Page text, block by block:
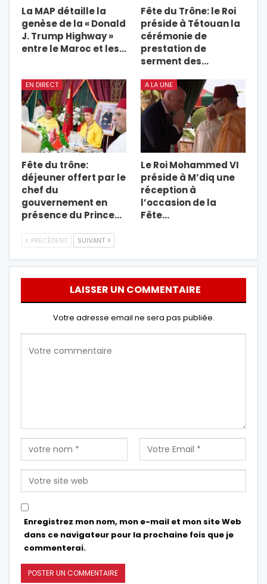
La MAP détaille la
genèse de la « Donald
J. Trump Highway »
entre le Maroc et les…
Fête du Trône: le Roi
préside à Tétouan la
cérémonie de
prestation de
serment des…
EN DIRECT
Fête du trône:
déjeuner offert par le
chef du
gouvernement en
présence du Prince…
A LA UNE
Le Roi Mohammed VI
préside à M’diq une
réception à
l’occasion de la
Fête…
PRÉCÉDENT SUIVANT
LAISSER UN COMMENTAIRE
Votre adresse email ne sera pas publiée.
Enregistrez mon nom, mon e-mail et mon site Web
dans ce navigateur pour la prochaine fois que je
commenterai.